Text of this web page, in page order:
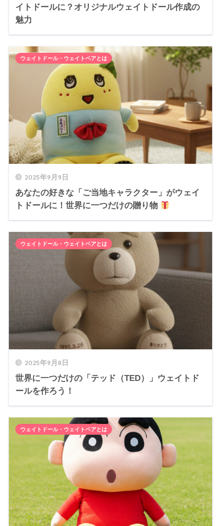
イトドールに？オリジナルウェイトドール作成の
魅力
2025年9月9日
あなたの好きな「ご当地キャラクター」がウェイ
トドールに！世界に一つだけの贈り物
ウェイトドール・ウェイトベアとは
2025年9月8日
世界に一つだけの「テッド（TED）」ウェイトド
ールを作ろう！
ウェイトドール・ウェイトベアとは
ウェイトドール・ウェイトベアとは